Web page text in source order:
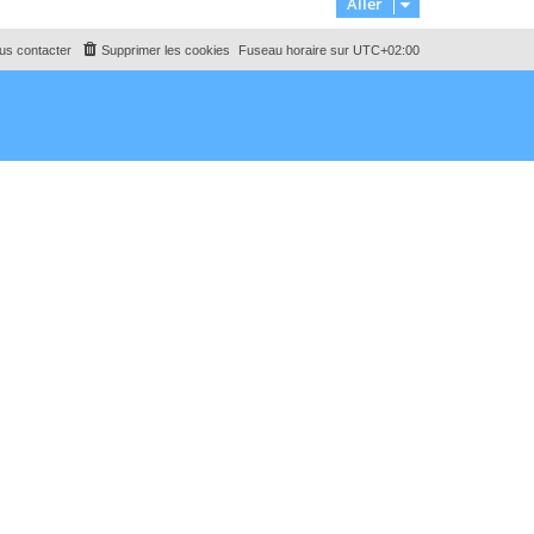
Fuseau horaire sur UTC+02:00
Supprimer les cookies
contacter